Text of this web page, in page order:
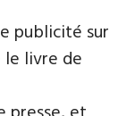
publicité sur
livre de